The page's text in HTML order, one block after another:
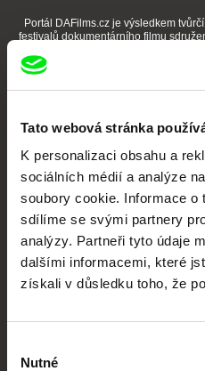
Tato webová stránka
K personalizaci obsahu a
sociálních médií a analýze
soubory cookie. Informace o
sdílíme se svými partnery
analýzy. Partneři tyto údaje
dalšími informacemi, které
získali v důsledku toho, že
souhlasu
Nutné
Portál DAFilms.cz je výsledkem
festivalů dokumentárního filmu
Členové
CPH:DOX Doclisboa